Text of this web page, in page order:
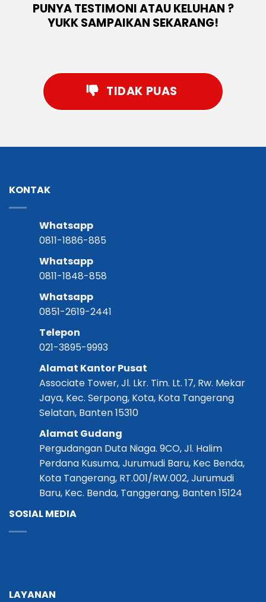
PUNYA TESTIMONI ATAU KELUHAN ?
YUKK SAMPAIKAN SEKARANG!
TIDAK PUAS
KONTAK
Whatsapp
0811-1886-885
Whatsapp
0811-1848-858
Whatsapp
0851-2619-2441
Telepon
021-3895-9993
Alamat Kantor Pusat
Associate Tower, Jl. Lkr. Tim. Lt. 17, Rw. Mekar
Jaya, Kec. Serpong, Kota, Kota Tangerang
Selatan, Banten 15310
Alamat Gudang
Pergudangan Duta Niaga. 9CO, Jl. Halim
Perdana Kusuma, Jurumudi Baru, Kec Benda,
Kota Tangerang, RT.001/RW.002, Jurumudi
Baru, Kec. Benda, Tanggerang, Banten 15124
SOSIAL MEDIA
LAYANAN